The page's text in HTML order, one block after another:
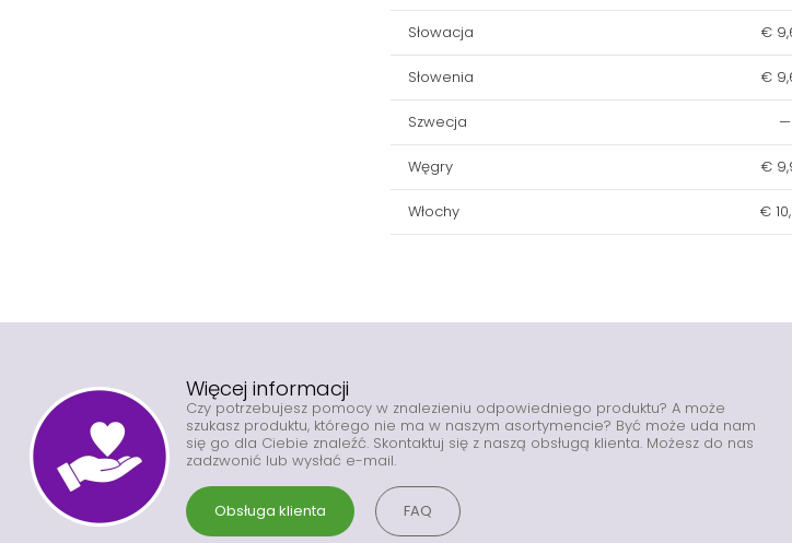
Słowacja €
Słowenia €
Szwecja —
Węgry €
Włochy €
Więcej informacji
Czy potrzebujesz pomocy w znalezieniu odpowiedniego produktu? A może
szukasz produktu, którego nie ma w naszym asortymencie? Być może uda nam
się go dla Ciebie znaleźć. Skontaktuj się z naszą obsługą klienta. Możesz do nas
zadzwonić lub wysłać e-mail.
Obsługa klienta FAQ